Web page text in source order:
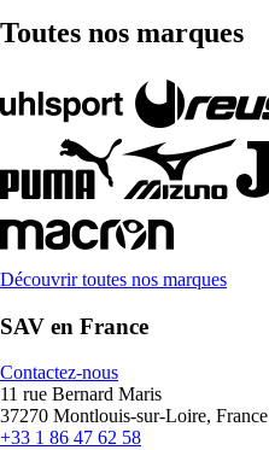
Toutes nos marques
Découvrir toutes nos marques
SAV en France
Contactez-nous
11 rue Bernard Maris
37270 Montlouis-sur-Loire, France
+33 1 86 47 62 58